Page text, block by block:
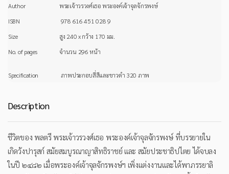
Author
พระเจ้าวรวงศ์เธอ พระองค์เจ้าจุลจักรพงษ์
ISBN
978 616 451 028 9
Size
สูง 240 x กว้าง 170 มม.
No. of pages
จำนวน 296 หน้า
Specification ภาพประกอบสี่สีและขาวดำ 320 ภาพ
Description
ชีวิตของ พลตรี พระเจ้าวรวงศ์เธอ พระองค์เจ้าจุลจักรพงษ์ ที่บรรยายใน
เกิดวังปารุสก์ สมัยสมบูรณาญาสิทธิราชย์ และ สมัยประชาธิปไตย ได้จบลง
ในปี ๒๔๘๒ เมื่อพระองค์เจ้าจุลจักรพงษ์ฯ เพิ่งแต่งงานและได้พาภรรยาลิ